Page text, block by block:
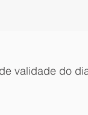
validade do